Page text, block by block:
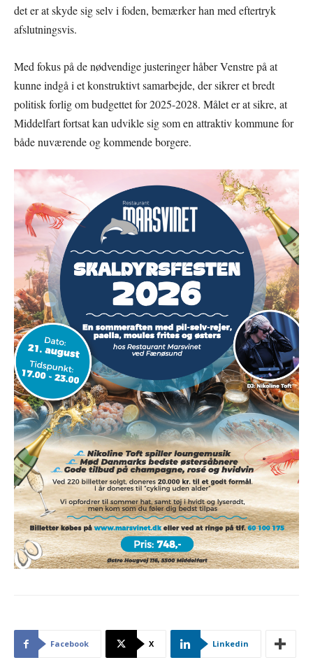
det er at skyde sig selv i foden, bemærker han med eftertryk
afslutningsvis.
Med fokus på de nødvendige justeringer håber Venstre på at
kunne indgå i et konstruktivt samarbejde, der sikrer et bredt
politisk forlig om budgettet for 2025-2028. Målet er at sikre, at
Middelfart fortsat kan udvikle sig som en attraktiv kommune for
både nuværende og kommende borgere.
Facebook X Linkedin